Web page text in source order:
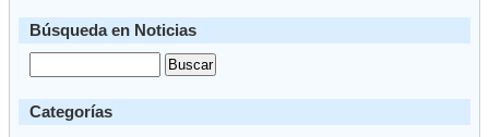
Búsqueda en Noticias
Categorías